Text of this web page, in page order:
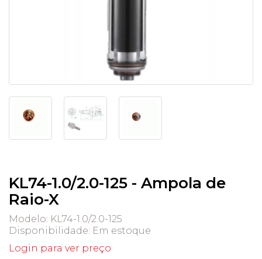
KL74-1.0/2.0-125 - Ampola de
Raio-X
Modelo: KL74-1.0/2.0-125
Disponibilidade: Em estoque
Login para ver preço